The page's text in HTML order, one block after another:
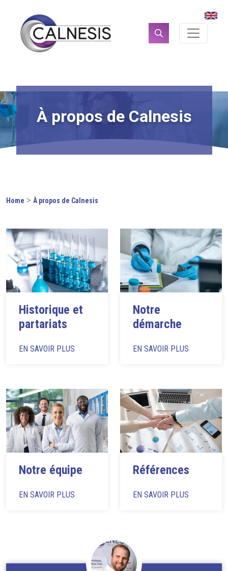
À propos de Calnesis
Home > À propos de Calnesis
Historique et
partariats
EN SAVOIR PLUS
Notre
démarche
EN SAVOIR PLUS
Notre équipe
EN SAVOIR PLUS
Références
EN SAVOIR PLUS